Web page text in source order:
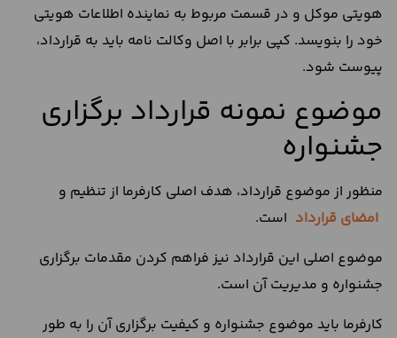
هویتی موکل و در قسمت مربوط به نماینده اطلاعات هویتی
خود را بنویسد. کپی برابر با اصل وکالت نامه باید به قرارداد،
پیوست شود.
موضوع نمونه قرارداد برگزاری
جشنواره
منظور از موضوع قرارداد، هدف اصلی کارفرما از تنظیم و
امضای قرارداد است.
موضوع اصلی این قرارداد نیز فراهم کردن مقدمات برگزاری
جشنواره و مدیریت آن است.
کارفرما باید موضوع جشنواره و کیفیت برگزاری آن را به طور